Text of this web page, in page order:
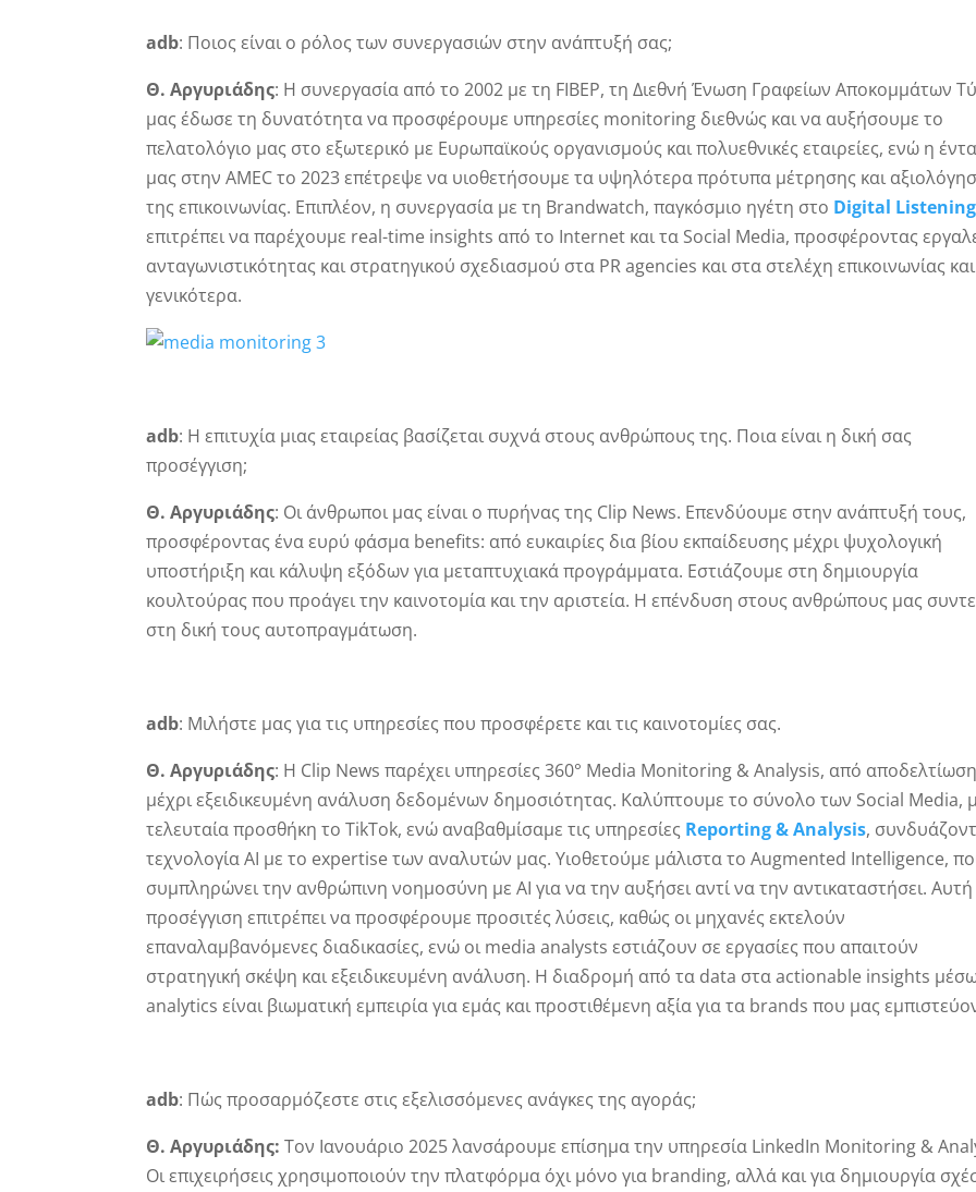
adb: Ποιος είναι ο ρόλος των συνεργασιών στην ανάπτυξή σας;
Θ. Αργυριάδης: Η συνεργασία από το 2002 με τη FIBEP, τη Διεθνή Ένωση Γραφείων Αποκομμάτων
μας έδωσε τη δυνατότητα να προσφέρουμε υπηρεσίες monitoring διεθνώς και να αυξήσουμε το
πελατολόγιο μας στο εξωτερικό με Ευρωπαϊκούς οργανισμούς και πολυεθνικές εταιρείες, ενώ η
μας στην AMEC το 2023 επέτρεψε να υιοθετήσουμε τα υψηλότερα πρότυπα μέτρησης και
της επικοινωνίας. Επιπλέον, η συνεργασία με τη Brandwatch, παγκόσμιο ηγέτη στο Digital Listening
επιτρέπει να παρέχουμε real-time insights από το Internet και τα Social Media, προσφέροντας
ανταγωνιστικότητας και στρατηγικού σχεδιασμού στα PR agencies και στα στελέχη επικοινωνίας
γενικότερα.
adb: Η επιτυχία μιας εταιρείας βασίζεται συχνά στους ανθρώπους της. Ποια είναι η δική σας
προσέγγιση;
Θ. Αργυριάδης: Οι άνθρωποι μας είναι ο πυρήνας της Clip News. Επενδύουμε στην ανάπτυξή τους,
προσφέροντας ένα ευρύ φάσμα benefits: από ευκαιρίες δια βίου εκπαίδευσης μέχρι ψυχολογική
υποστήριξη και κάλυψη εξόδων για μεταπτυχιακά προγράμματα. Εστιάζουμε στη δημιουργία
κουλτούρας που προάγει την καινοτομία και την αριστεία. Η επένδυση στους ανθρώπους μας
στη δική τους αυτοπραγμάτωση.
adb: Μιλήστε μας για τις υπηρεσίες που προσφέρετε και τις καινοτομίες σας.
Θ. Αργυριάδης: Η Clip News παρέχει υπηρεσίες 360° Media Monitoring & Analysis, από αποδελτίωση
μέχρι εξειδικευμένη ανάλυση δεδομένων δημοσιότητας. Καλύπτουμε το σύνολο των Social Media,
τελευταία προσθήκη το TikTok, ενώ αναβαθμίσαμε τις υπηρεσίες Reporting & Analysis,
τεχνολογία AI με το expertise των αναλυτών μας. Υιοθετούμε μάλιστα το Augmented Intelligence,
συμπληρώνει την ανθρώπινη νοημοσύνη με AI για να την αυξήσει αντί να την αντικαταστήσει.
προσέγγιση επιτρέπει να προσφέρουμε προσιτές λύσεις, καθώς οι μηχανές εκτελούν
επαναλαμβανόμενες διαδικασίες, ενώ οι media analysts εστιάζουν σε εργασίες που απαιτούν
στρατηγική σκέψη και εξειδικευμένη ανάλυση. Η διαδρομή από τα data στα actionable insights
analytics είναι βιωματική εμπειρία για εμάς και προστιθέμενη αξία για τα brands που μας
adb: Πώς προσαρμόζεστε στις εξελισσόμενες ανάγκες της αγοράς;
Θ. Αργυριάδης: Τον Ιανουάριο 2025 λανσάρουμε επίσημα την υπηρεσία LinkedIn Monitoring &
Οι επιχειρήσεις χρησιμοποιούν την πλατφόρμα όχι μόνο για branding, αλλά και για δημιουργία